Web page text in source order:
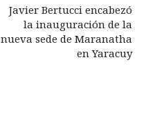
Javier Bertucci encabezó
la inauguración de la
nueva sede de Maranatha
en Yaracuy